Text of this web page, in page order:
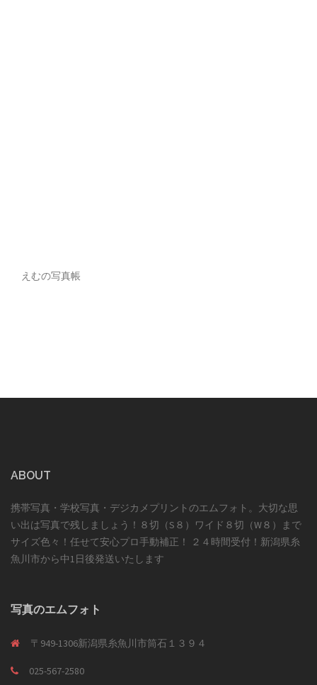
えむの写真帳
ABOUT
携帯写真・学校写真・デジカメプリントのエムフォト。大切な思
い出は写真で残しましょう！８切（S８）ワイド８切（W８）まで
サイズ色々！任せて安心プロ手動補正！ ２４時間受付！新潟県糸
魚川市から中1日後発送いたします
写真のエムフォト
〒949-1306新潟県糸魚川市筒石１３９４
025-567-2580